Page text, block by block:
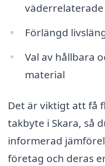
Förlängd
Val av hållbara
material
Det är viktigt att få
takbyte i Skara, så
informerad
företag och deras